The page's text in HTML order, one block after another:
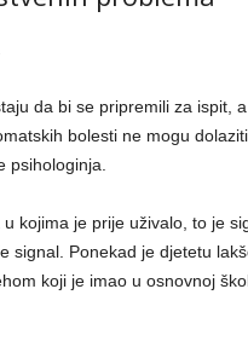
da bi se pripremili za ispit,
bolesti ne mogu
psihologinja.
kojima je prije uživalo, to je
signal. Ponekad je djetetu
koji je imao u osnovnoj